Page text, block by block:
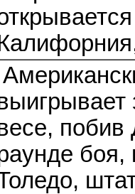
побив
боя,